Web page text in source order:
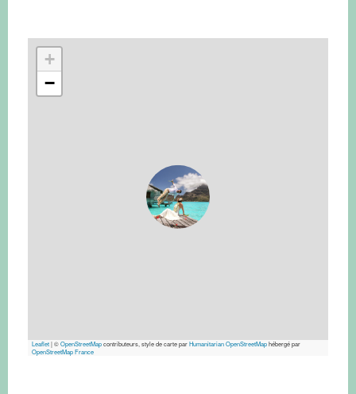
+
−
Leaflet|©OpenStreetMapcontributeurs, style de carte parHumanitarian OpenStreetMaphébergé par
OpenStreetMap France